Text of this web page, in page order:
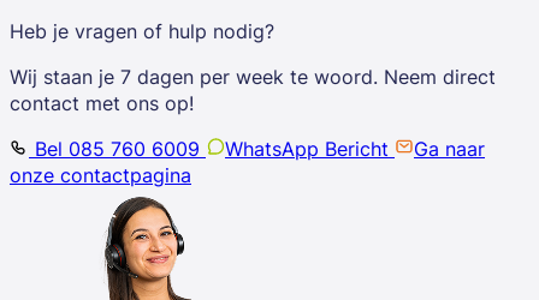
Heb je vragen of hulp nodig?
Wij staan je 7 dagen per week te woord. Neem direct
contact met ons op!
Bel 085 760 6009
WhatsApp Bericht
Ga naar
onze contactpagina